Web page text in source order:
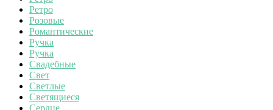
Ретро
Розовые
Романтические
Ручка
Ручка
Свадебные
Свет
Светлые
Светящиеся
Сердце